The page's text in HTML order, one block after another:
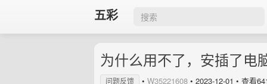
五彩
为什么用不了，安插了电
问题反馈
• W35221608 • 2023-12-01 • 查看